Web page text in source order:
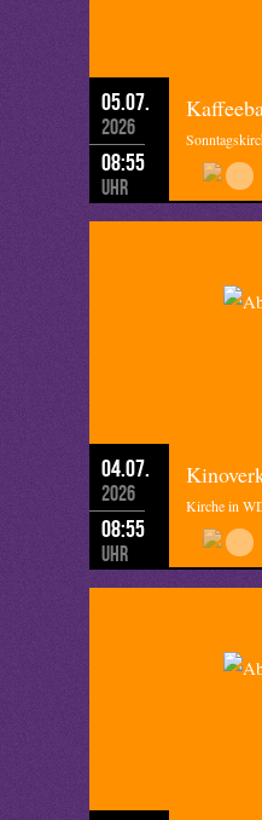
05.07.
2026
08:55
Uhr
04.07.
2026
08:55
Uhr
Kirche in